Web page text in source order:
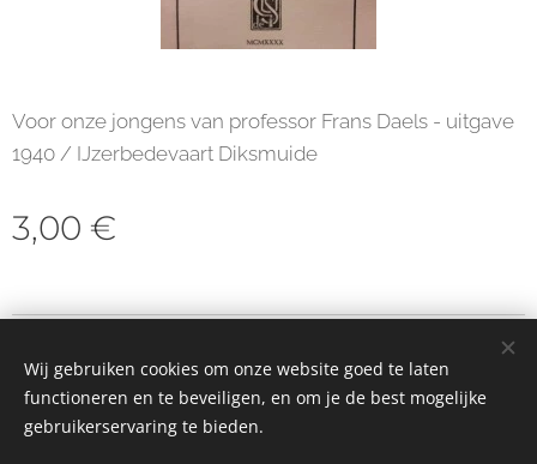
Voor onze jongens van professor Frans Daels - uitgave
1940 / IJzerbedevaart Diksmuide
3,00 €
Cookies
Wij gebruiken cookies om onze website goed te laten
functioneren en te beveiligen, en om je de best mogelijke
gebruikerservaring te bieden.